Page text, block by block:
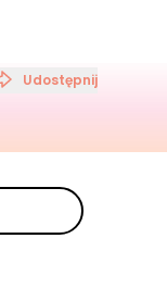
Udostępnij